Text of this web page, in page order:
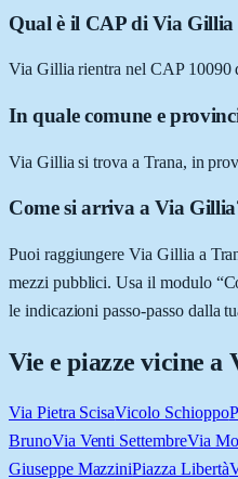
Qual è il CAP di Via
Via Gillia rientra nel CAP 10090
In quale comune e
Via Gillia si trova a Trana, in
Come si arriva a Via
Puoi raggiungere Via Gillia a
mezzi pubblici. Usa il modulo
le indicazioni passo-passo dalla
Vie e piazze vicine a
Via Pietra ScisaVicolo Schioppo
BrunoVia Venti SettembreVia
Giuseppe MazziniPiazza Libertà